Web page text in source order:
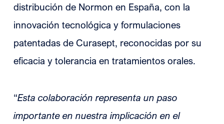
distribución de Normon en España, con la
innovación tecnológica y formulaciones
patentadas de Curasept, reconocidas por su
eficacia y tolerancia en tratamientos orales.
“Esta colaboración representa un paso
importante en nuestra implicación en el